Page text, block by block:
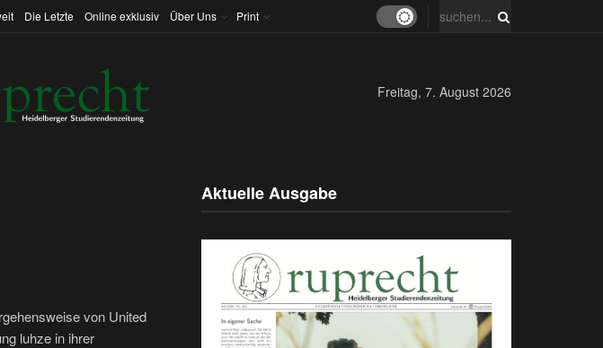
Die Letzte Online exklusiv Über Uns Print
Freitag, 7. August 2026
von United
luhze in ihrer
Aktuelle Ausgabe